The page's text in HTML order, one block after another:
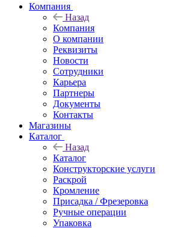
Компания
Назад
Компания
О компании
Реквизиты
Новости
Сотрудники
Карьера
Партнеры
Документы
Контакты
Магазины
Каталог
Назад
Каталог
Конструкторские услуги
Раскрой
Кромление
Присадка / Фрезеровка
Ручные операции
Упаковка